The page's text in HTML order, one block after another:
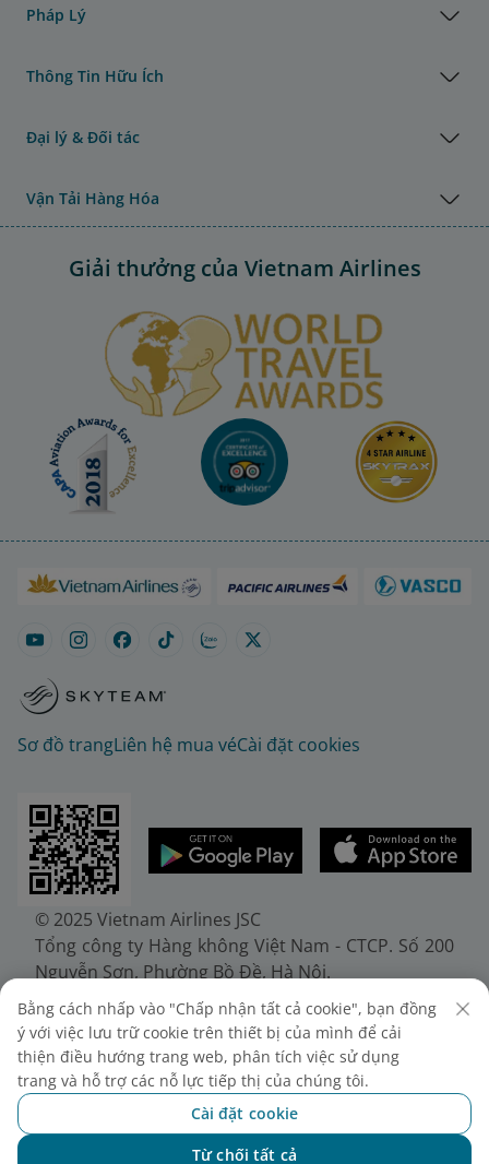
Pháp Lý
Thông Tin Hữu Ích
Đại lý & Đối tác
Vận Tải Hàng Hóa
Giải thưởng của Vietnam Airlines
Sơ đồ trangLiên hệ mua véCài đặt cookies
© 2025 Vietnam Airlines JSC
Tổng công ty Hàng không Việt Nam - CTCP. Số 200
Nguyễn Sơn, Phường Bồ Đề, Hà Nội.
Điện thoại: (+84-24) 38272289. Fax: (+84-24)
38722375
Giấy chứng nhận đăng ký doanh nghiệp, mã số
doanh nghiệp 0100107518, đăng ký lần đầu ngày
30/6/2010, đăng ký thay đổi lần thứ 10 ngày
24/7/2025, cấp bởi Sở Tài chính Thành phố Hà Nội.
Bằng cách nhấp vào "Chấp nhận tất cả cookie", bạn đồng
ý với việc lưu trữ cookie trên thiết bị của mình để cải
thiện điều hướng trang web, phân tích việc sử dụng
trang và hỗ trợ các nỗ lực tiếp thị của chúng tôi.
Cài đặt cookie
Từ chối tất cả